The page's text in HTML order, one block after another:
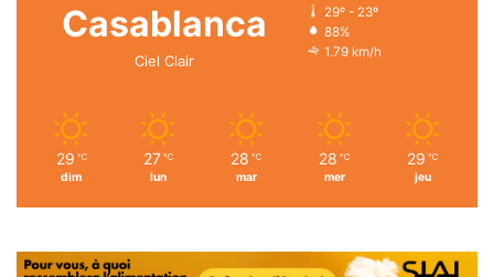
Casablanca
Ciel Clair
29º - 23º
88%
1.79 km/h
29 ℃
dim
27 ℃
lun
28 ℃
mar
28 ℃
mer
29 ℃
jeu